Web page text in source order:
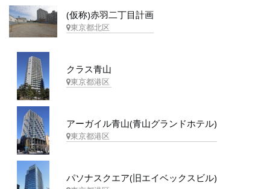
(仮称)赤羽二丁目計画
東京都北区
クラス青山
東京都港区
アーガイル青山(青山グランドホテル)
東京都港区
パソナスクエア(旧エイベックスビル)